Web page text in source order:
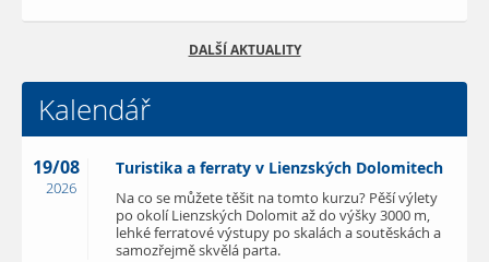
DALŠÍ AKTUALITY
Kalendář
19/08
2026
Turistika a ferraty v Lienzských Dolomitech
Na co se můžete těšit na tomto kurzu? Pěší výlety
po okolí Lienzských Dolomit až do výšky 3000 m,
lehké ferratové výstupy po skalách a soutěskách a
samozřejmě skvělá parta.